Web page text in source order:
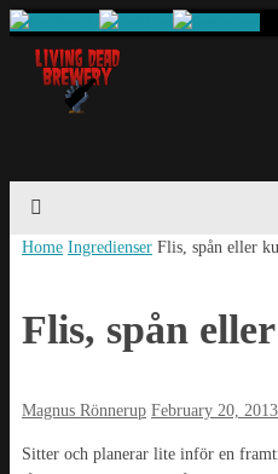
Home Ingredienser Flis, spån eller
Flis, spån
Magnus Rönnerup February 20, 2013
Sitter och planerar lite inför en